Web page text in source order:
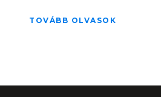
TOVÁBB OLVASOK